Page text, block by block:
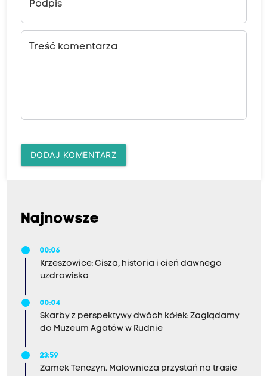
Podpis
Treść komentarza
DODAJ KOMENTARZ
Najnowsze
00:06
Krzeszowice: Cisza, historia i cień dawnego
uzdrowiska
00:04
Skarby z perspektywy dwóch kółek: Zaglądamy
do Muzeum Agatów w Rudnie
23:59
Zamek Tenczyn. Malownicza przystań na trasie